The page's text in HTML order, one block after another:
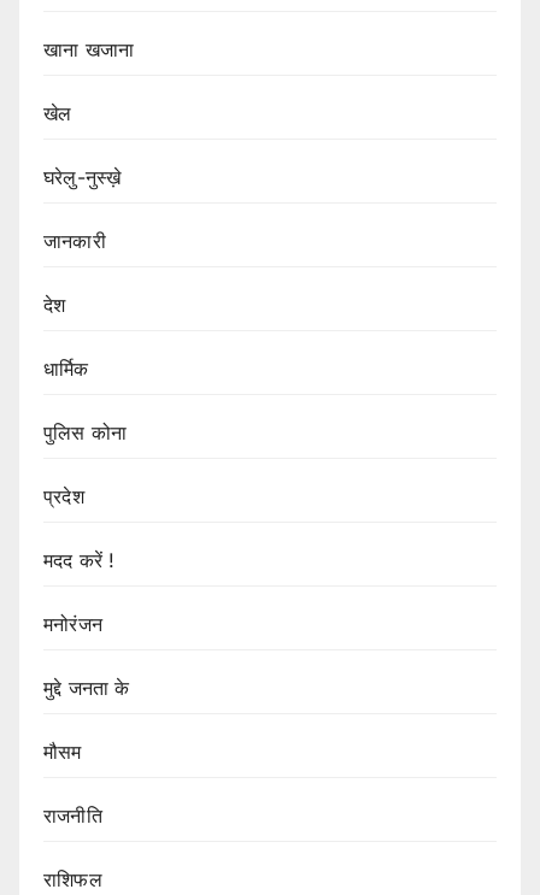
खाना खजाना
खेल
घरेलु-नुस्ख़े
जानकारी
देश
धार्मिक
पुलिस कोना
प्रदेश
मदद करें !
मनोरंजन
मुद्दे जनता के
मौसम
राजनीति
राशिफल